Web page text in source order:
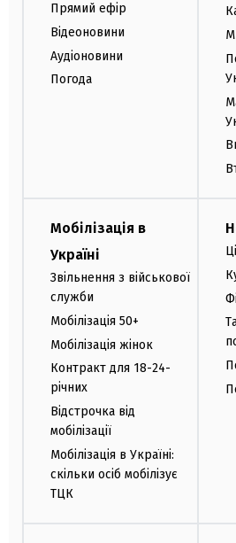
Прямий ефір
Відеоновини
Аудіоновини
Погода
Мобілізація в
Україні
Звільнення з військової
служби
Мобілізація 50+
Мобілізація жінок
Контракт для 18-24-
річних
Відстрочка від
мобілізації
Мобілізація в Україні:
скільки осіб мобілізує
ТЦК